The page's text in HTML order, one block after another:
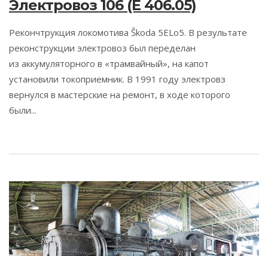
Электровоз 106 (E 406.05)
Рекончтрукция локомотива Škoda 5ELo5. В результате
реконструкции электровоз был переделан
из аккумуляторного в «трамвайный», на капот
установили токоприемник. В 1991 году электровз
вернулся в мастерские на ремонт, в ходе которого
были...